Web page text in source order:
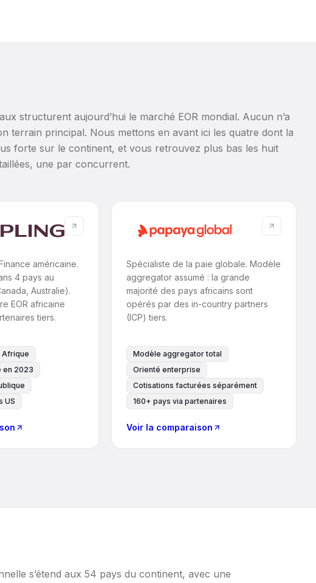
structurent aujourd’hui le marché EOR mondial. Aucun n’a
terrain principal. Nous mettons en avant ici les quatre dont la
forte sur le continent, et vous retrouvez plus bas les huit
une par concurrent.
américaine.
4 pays au
Australie).
EOR africaine
tiers.
Afrique
en 2023
US
Spécialiste de la paie globale. Modèle
aggregator assumé : la grande
majorité des pays africains sont
opérés par des in-country partners
(ICP) tiers.
Modèle aggregator total
Orienté enterprise
Cotisations facturées séparément
160+ pays via partenaires
Voir la comparaison
s’étend aux 54 pays du continent, avec une